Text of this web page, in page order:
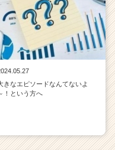
きなエピソードなんてないよ
！という方へ